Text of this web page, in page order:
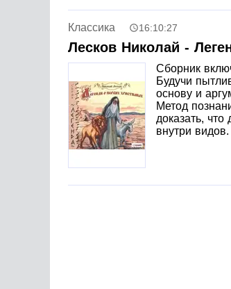
самый последний момент,
Классика 16:10:27
Лесков Николай -
Сборник
Будучи
основу и
Метод
доказать,
внутри